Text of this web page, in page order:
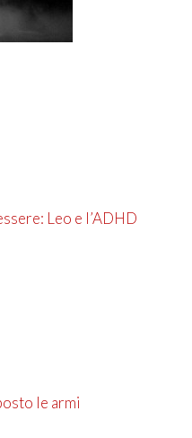
Leo e l’ADHD
le armi